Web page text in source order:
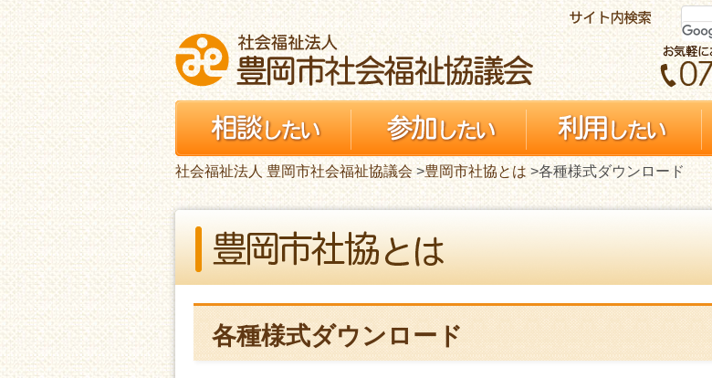
社会福祉法人 豊岡市社会福祉協議会>豊岡市社協とは >各種様式ダウンロード
各種様式ダウンロード